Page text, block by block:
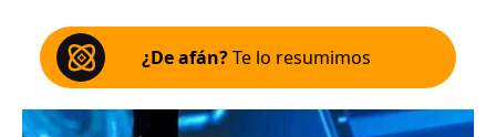
¿De afán?Te lo resumimos